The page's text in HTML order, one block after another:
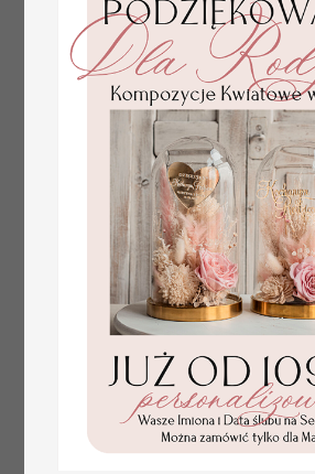
złote winietki na komunię, winietka
dekoracja stołu na komunii, komunijne
winietki z naturalnym kłosem